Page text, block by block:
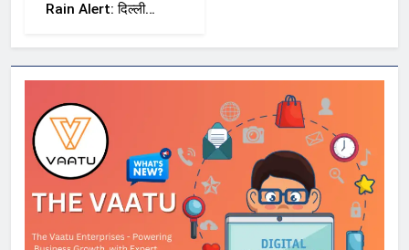
Rain Alert: दिल्ली-
में भारी बारिश का अलर्ट,